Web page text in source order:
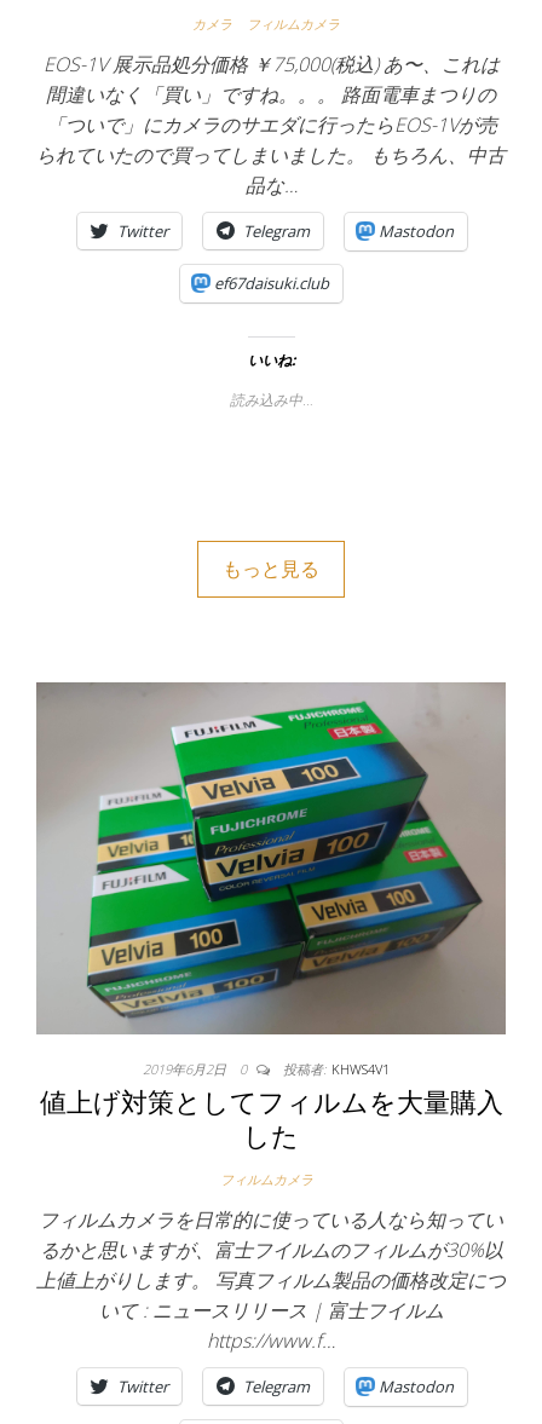
カメラ フィルムカメラ
EOS-1V 展示品処分価格 ￥75,000(税込) あ〜、これは
間違いなく「買い」ですね。。。 路面電車まつりの
「ついで」にカメラのサエダに行ったらEOS-1Vが売
られていたので買ってしまいました。 もちろん、中古
品な…
Twitter Telegram Mastodon
ef67daisuki.club
いいね:
読み込み中…
もっと見る
2019年6月2日 0 投稿者: KHWS4V1
値上げ対策としてフィルムを大量購入
した
フィルムカメラ
フィルムカメラを日常的に使っている人なら知ってい
るかと思いますが、富士フイルムのフィルムが30%以
上値上がりします。 写真フィルム製品の価格改定につ
いて : ニュースリリース | 富士フイルム
https://www.f…
Twitter Telegram Mastodon